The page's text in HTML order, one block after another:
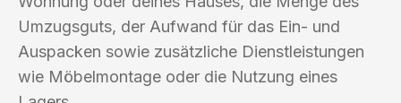
Umzugsguts, der Aufwand für das Ein- und
Auspacken sowie zusätzliche Dienstleistungen
wie Möbelmontage oder die Nutzung eines